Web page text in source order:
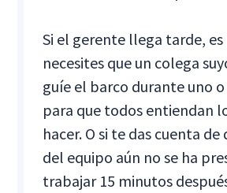
Si el gerente llega tarde,
necesites que un colega
guíe el barco durante uno
para que todos entiendan
hacer. O si te das cuenta
del equipo aún no se ha
trabajar 15 minutos